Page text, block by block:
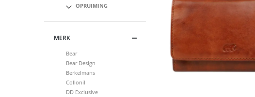
OPRUIMING
MERK
Bear
Bear Design
Berkelmans
Collonil
DD Exclusive